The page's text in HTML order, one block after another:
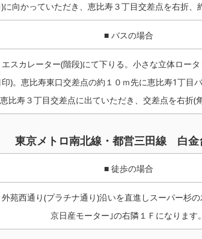
に向かっていただき、恵比寿３丁目交差点を右折、
■ バスの場合
スカレーター(階段)にて下りる。小さな立体ロー
)。恵比寿東口交差点の約１０ｍ先に恵比寿1丁
比寿３丁目交差点に出ていただき、交差点を右折(
東京メトロ南北線・都営三田線 白金
■ 徒歩の場合
苑西通り(プラチナ通り)沿いを直進しスーパー杉
京日産モーター｣の右隣１Ｆになります。